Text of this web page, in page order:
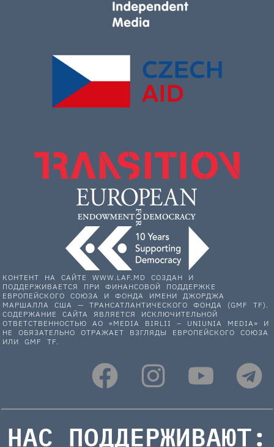
КОНТЕНТ НА САЙТЕ WWW.LAF.MD СОЗДАН И
ПОДДЕРЖИВАЕТСЯ ПРИ ФИНАНСОВОЙ ПОДДЕРЖКЕ
ЕВРОПЕЙСКОГО СОЮЗА И ФОНДА ИМЕНИ ДЖОРДЖА
МАРШАЛЛА США — ТРАНСАТЛАНТИЧЕСКОГО ФОНДА (GMF TF).
СОДЕРЖАНИЕ САЙТА ЯВЛЯЕТСЯ ИСКЛЮЧИТЕЛЬНОЙ
ОТВЕТСТВЕННОСТЬЮ АО «MEDIA BIRLII – UNIUNIA MEDIA» И
НЕ ОБЯЗАТЕЛЬНО ОТРАЖАЕТ ВЗГЛЯДЫ ЕВРОПЕЙСКОГО СОЮЗА
ИЛИ GMF TF.
НАС ПОДДЕРЖИВАЮТ: